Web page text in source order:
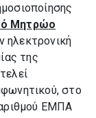
Μητρώο
ηλεκτρονική
της
στο
ΕΜΠΑ